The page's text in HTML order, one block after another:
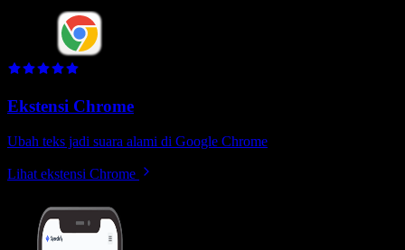
Ekstensi Chrome
Ubah teks jadi suara alami di Google Chrome
Lihat ekstensi Chrome